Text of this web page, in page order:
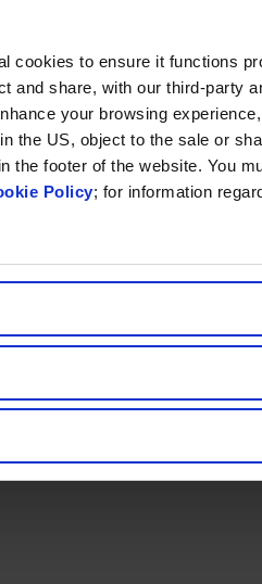
cookies to ensure it functions
and share, with our third-party
your browsing
the US, object to the sale or
the footer of the website. You
Policy; for information